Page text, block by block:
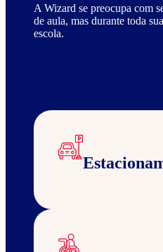
A Wizard se preocupa com
de aula, mas durante toda
escola.